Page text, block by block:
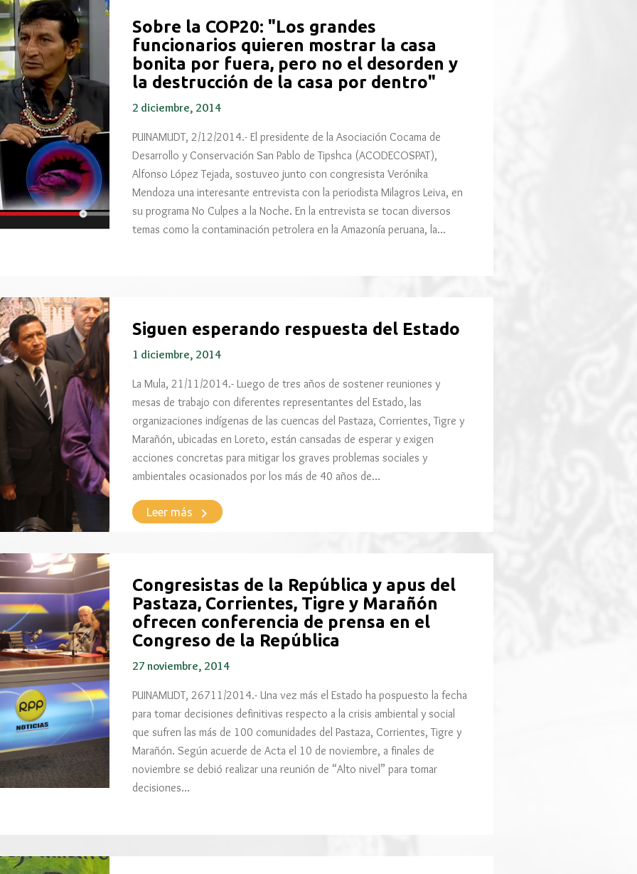
Sobre la COP20: "Los grandes
funcionarios quieren mostrar la casa
bonita por fuera, pero no el desorden y
la destrucción de la casa por dentro"
2 diciembre, 2014
PUINAMUDT, 2/12/2014.- El presidente de la Asociación Cocama de
Desarrollo y Conservación San Pablo de Tipshca (ACODECOSPAT),
Alfonso López Tejada, sostuveo junto con congresista Verónika
Mendoza una interesante entrevista con la periodista Milagros Leiva, en
su programa No Culpes a la Noche. En la entrevista se tocan diversos
temas como la contaminación petrolera en la Amazonía peruana, la…
Siguen esperando respuesta del Estado
1 diciembre, 2014
La Mula, 21/11/2014.- Luego de tres años de sostener reuniones y
mesas de trabajo con diferentes representantes del Estado, las
organizaciones indígenas de las cuencas del Pastaza, Corrientes, Tigre y
Marañón, ubicadas en Loreto, están cansadas de esperar y exigen
acciones concretas para mitigar los graves problemas sociales y
ambientales ocasionados por los más de 40 años de…
Leer más keyboard_arrow_right
Congresistas de la República y apus del
Pastaza, Corrientes, Tigre y Marañón
ofrecen conferencia de prensa en el
Congreso de la República
27 noviembre, 2014
PUINAMUDT, 26711/2014.- Una vez más el Estado ha pospuesto la fecha
para tomar decisiones definitivas respecto a la crisis ambiental y social
que sufren las más de 100 comunidades del Pastaza, Corrientes, Tigre y
Marañón. Según acuerde de Acta el 10 de noviembre, a finales de
noviembre se debió realizar una reunión de “Alto nivel” para tomar
decisiones…